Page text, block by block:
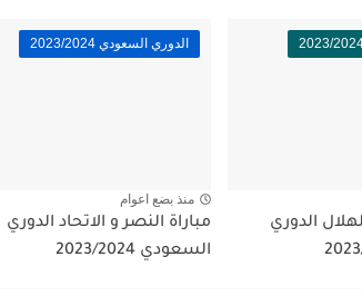
الدوري
الدوري السعودي 2023/2024
منذ بضع اعوام
مباراة النصر و الاتحاد الدوري
السعودي 2023/2024